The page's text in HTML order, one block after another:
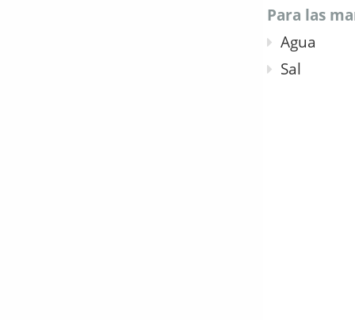
Para las
Agua
Sal